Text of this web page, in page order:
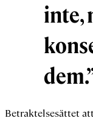
inte,
Betraktelsesättet